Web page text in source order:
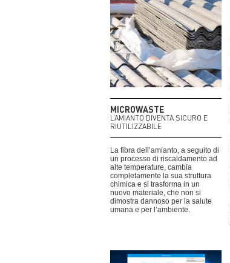
MICROWASTE
L’AMIANTO DIVENTA SICURO E
RIUTILIZZABILE
La fibra dell’amianto, a seguito di
un processo di riscaldamento ad
alte temperature, cambia
completamente la sua struttura
chimica e si trasforma in un
nuovo materiale, che non si
dimostra dannoso per la salute
umana e per l’ambiente.